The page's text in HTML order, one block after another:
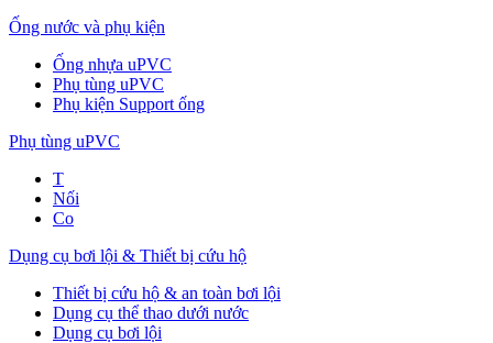
Ống nước và phụ kiện
Ống nhựa uPVC
Phụ tùng uPVC
Phụ kiện Support ống
Phụ tùng uPVC
T
Nối
Co
Dụng cụ bơi lội & Thiết bị cứu hộ
Thiết bị cứu hộ & an toàn bơi lội
Dụng cụ thể thao dưới nước
Dụng cụ bơi lội